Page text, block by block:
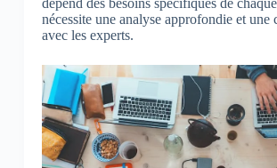
nécessite une analyse approfondie et une
avec les experts.